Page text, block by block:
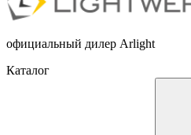
официальный дилер Arlight
Каталог